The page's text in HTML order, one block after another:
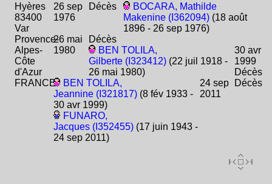
Hyères
83400
Var
Provence-
Alpes-
Côte
d'Azur
FRANCE
26 sep
1976
Décès
BOCARA, Mathilde
Makenine (I362094) (18 août
1896 - 26 sep 1976)
26 mai
1980
Décès
BEN TOLILA,
Gilberte (I323412)(22 juil 1918 -
26 mai 1980)
30 avr
1999
Décès
BEN TOLILA,
Jeannine (I321817) (8 fév 1933 -
30 avr 1999)
24 sep
2011
Décès
FUNARO,
Jacques (I352455) (17 juin 1943 -
24 sep 2011)